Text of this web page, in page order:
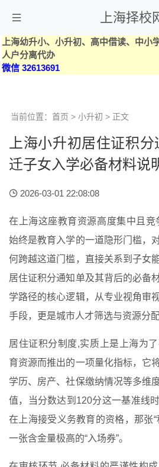
上海择校
上海幼升小、小升初、高中借读、中小
人户分离代办
微信 32613691
当前位置： 首页 > 小升初 > 正文
上海小升初居住证积
迁子女入学必备材料说
2026-03-01 22:08:08
在上海这座教育资源高度集中且
始终是教育入学的一道隐形门槛，
何跨越这道门槛，直接关系到子女
居住证积分通知单及其背后的必备
学路径的核心逻辑，从专业视角审
手段，更是城市人才筛选与资源分
居住证积分制度,实质上是上海为
育资源而推出的一项量化指标，它
学历、房产、社保缴纳情况等多维
值，当分数达到120分这一基准线
在上海接受义务教育的资格，那张
一张含金量极高的“入场券”。